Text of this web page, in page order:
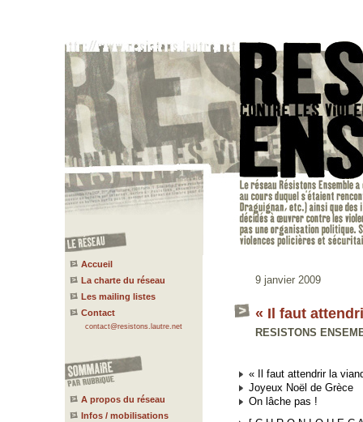
Accueil
La charte du réseau
Les mailing listes
Contact
contact@resistons.lautre.net
A propos du réseau
Infos / mobilisations
9 janvier 2009
« Il faut
RESISTONS
« Il faut attendrir la
Joyeux Noël de Grèce
On lâche pas !